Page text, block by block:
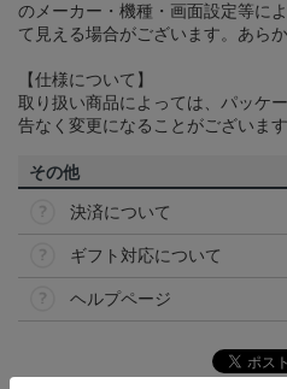
のメーカー・機種・画面設定等に
て見える場合がございます。あら
【仕様について】
取り扱い商品によっては、パッケ
告なく変更になることがございます
その他
決済について
ギフト対応について
ヘルプページ